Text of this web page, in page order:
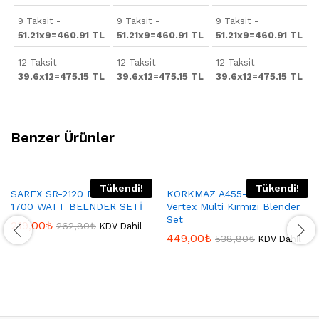
9 Taksit -
51.21x9=460.91 TL
12 Taksit -
39.6x12=475.15 TL
9 Taksit -
51.21x9=460.91 TL
12 Taksit -
39.6x12=475.15 TL
9 Taksit -
51.21x9=460.91 TL
12 Taksit -
39.6x12=475.15 TL
Benzer Ürünler
Tükendi!
SAREX SR-2120 ELİTE PLUS
1700 WATT BELNDER SETİ
219,00₺ 262,80₺ KDV Dahil
Tükendi!
KORKMAZ A455-01 Korkmaz
Vertex Multi Kırmızı Blender
Set
449,00₺ 538,80₺ KDV Dahil